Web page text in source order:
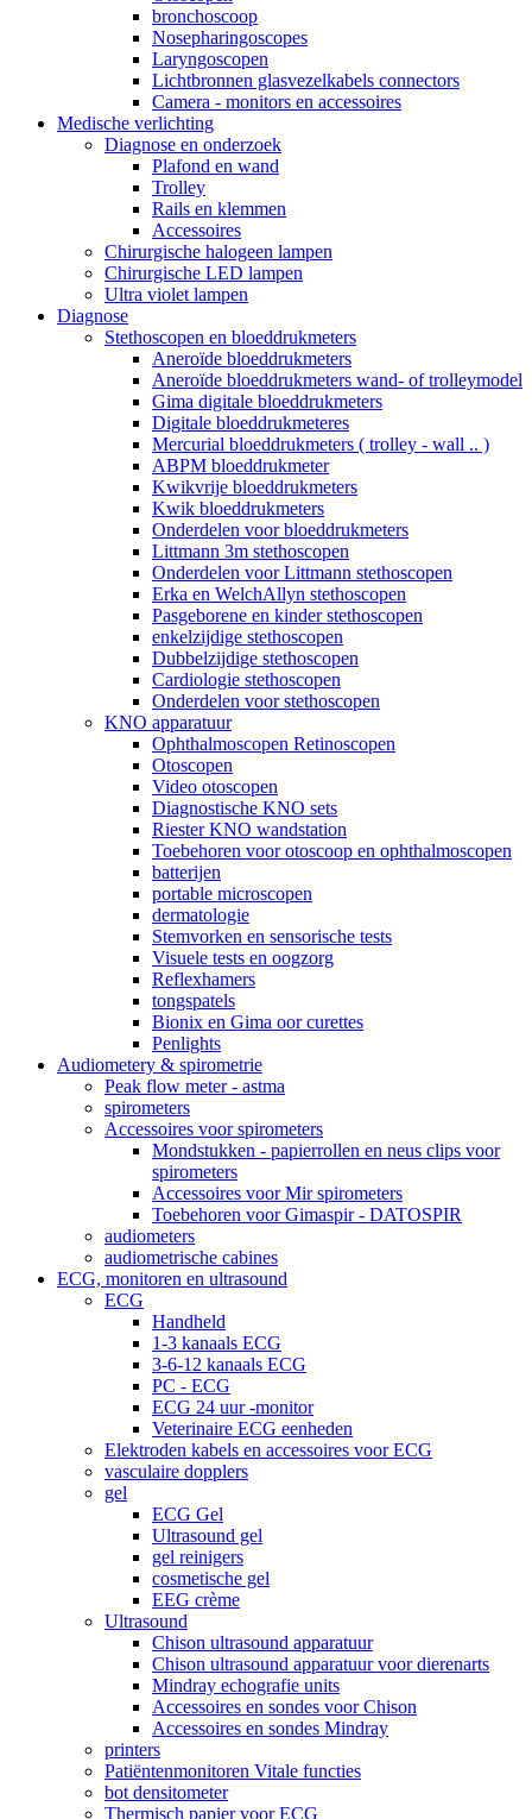
bronchoscoop
Nosepharingoscopes
Laryngoscopen
Lichtbronnen glasvezelkabels connectors
Camera - monitors en accessoires
Medische verlichting
Diagnose en onderzoek
Plafond en wand
Trolley
Rails en klemmen
Accessoires
Chirurgische halogeen lampen
Chirurgische LED lampen
Ultra violet lampen
Diagnose
Stethoscopen en bloeddrukmeters
Aneroïde bloeddrukmeters
Aneroïde bloeddrukmeters wand- of trolleymodel
Gima digitale bloeddrukmeters
Digitale bloeddrukmeteres
Mercurial bloeddrukmeters ( trolley - wall .. )
ABPM bloeddrukmeter
Kwikvrije bloeddrukmeters
Kwik bloeddrukmeters
Onderdelen voor bloeddrukmeters
Littmann 3m stethoscopen
Onderdelen voor Littmann stethoscopen
Erka en WelchAllyn stethoscopen
Pasgeborene en kinder stethoscopen
enkelzijdige stethoscopen
Dubbelzijdige stethoscopen
Cardiologie stethoscopen
Onderdelen voor stethoscopen
KNO apparatuur
Ophthalmoscopen Retinoscopen
Otoscopen
Video otoscopen
Diagnostische KNO sets
Riester KNO wandstation
Toebehoren voor otoscoop en ophthalmoscopen
batterijen
portable microscopen
dermatologie
Stemvorken en sensorische tests
Visuele tests en oogzorg
Reflexhamers
tongspatels
Bionix en Gima oor curettes
Penlights
Audiometery & spirometrie
Peak flow meter - astma
spirometers
Accessoires voor spirometers
Mondstukken - papierrollen en neus clips voor
spirometers
Accessoires voor Mir spirometers
Toebehoren voor Gimaspir - DATOSPIR
audiometers
audiometrische cabines
ECG, monitoren en ultrasound
ECG
Handheld
1-3 kanaals ECG
3-6-12 kanaals ECG
PC - ECG
ECG 24 uur -monitor
Veterinaire ECG eenheden
Elektroden kabels en accessoires voor ECG
vasculaire dopplers
gel
ECG Gel
Ultrasound gel
gel reinigers
cosmetische gel
EEG crème
Ultrasound
Chison ultrasound apparatuur
Chison ultrasound apparatuur voor dierenarts
Mindray echografie units
Accessoires en sondes voor Chison
Accessoires en sondes Mindray
printers
Patiëntenmonitoren Vitale functies
bot densitometer
Thermisch papier voor ECG